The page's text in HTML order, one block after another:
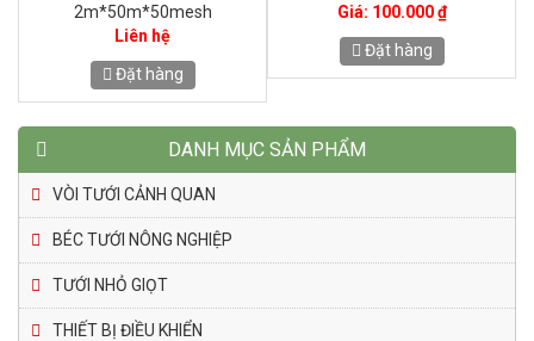
CẮT NẮNG 60%
Liên hệ
Đặt hàng
37kg/hộp) chuyên cài màng, lưới
Giá: 2.000 ₫
Đặt hàng
DANH MỤC SẢN PHẨM
VÒI TƯỚI CẢNH QUAN
BÉC TƯỚI NÔNG NGHIỆP
TƯỚI NHỎ GIỌT
THIẾT BỊ ĐIỀU KHIỂN